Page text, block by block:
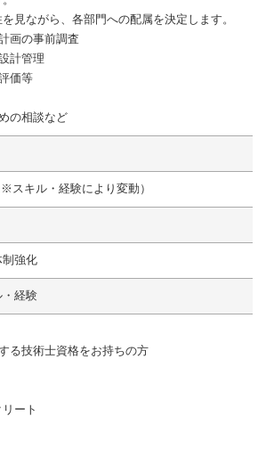
見ながら、各部門への配属を決定します。
画の事前調査
計管理
価等
の相談など
スキル・経験により変動）
制強化
・経験
る技術士資格をお持ちの方
ート